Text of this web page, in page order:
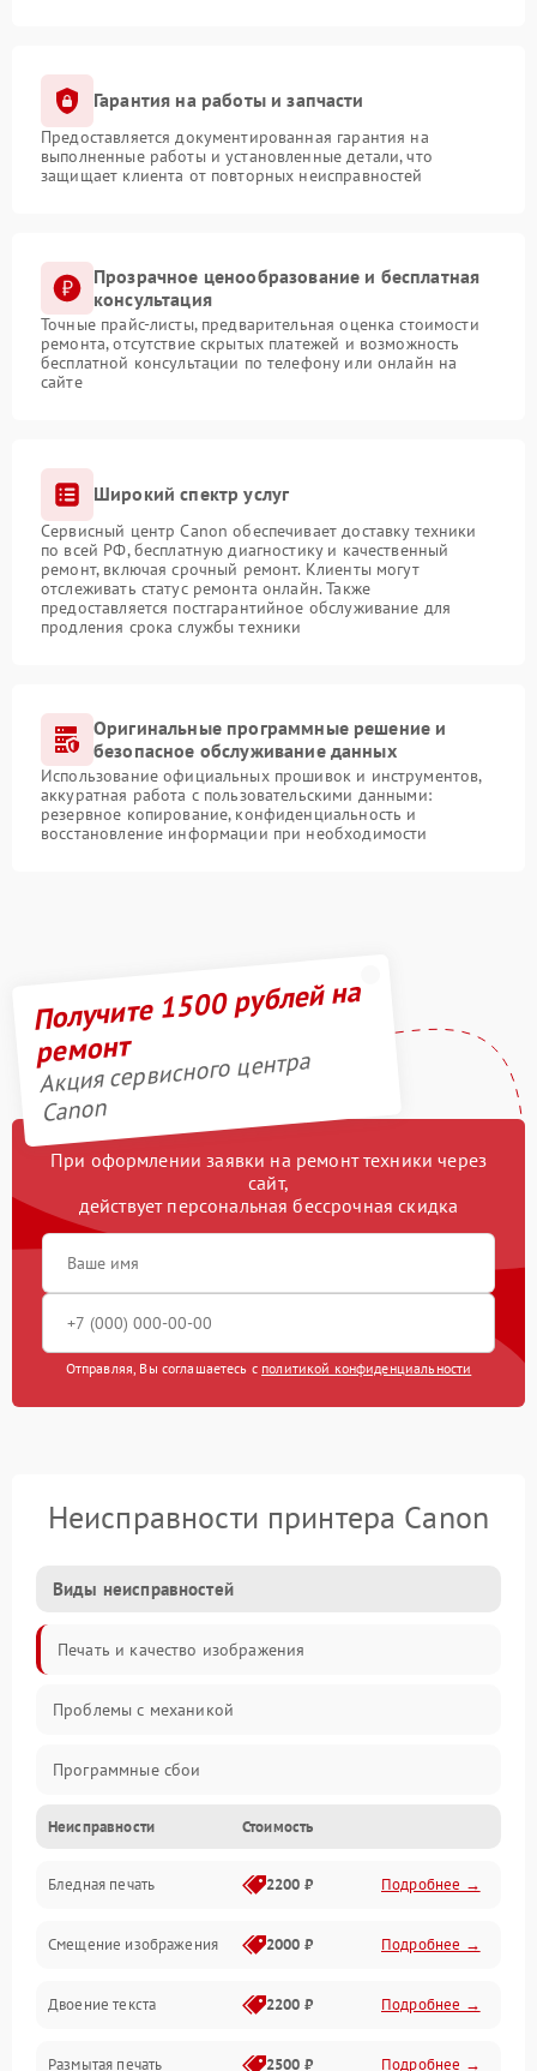
Гарантия на работы и запчасти
Предоставляется документированная гарантия на
выполненные работы и установленные детали, что
защищает клиента от повторных неисправностей
Прозрачное ценообразование и бесплатная
консультация
Точные прайс-листы, предварительная оценка стоимости
ремонта, отсутствие скрытых платежей и возможность
бесплатной консультации по телефону или онлайн на
сайте
Широкий спектр услуг
Сервисный центр Canon обеспечивает доставку техники
по всей РФ, бесплатную диагностику и качественный
ремонт, включая срочный ремонт. Клиенты могут
отслеживать статус ремонта онлайн. Также
предоставляется постгарантийное обслуживание для
продления срока службы техники
Оригинальные программные решение и
безопасное обслуживание данных
Использование официальных прошивок и инструментов,
аккуратная работа с пользовательскими данными:
резервное копирование, конфиденциальность и
восстановление информации при необходимости
Получите 1500 рублей на
ремонт
Акция сервисного центра
Canon
При оформлении заявки на ремонт техники через
сайт,
действует персональная бессрочная скидка
Отправляя, Вы соглашаетесь с политикой конфиденциальности
Неисправности принтера Canon
Виды неисправностей
Печать и качество изображения
Проблемы с механикой
Программные сбои
Программные ошибки
Картриджи и расходники
Механика и узлы
Подключение и интерфейсы
Неисправности Стоимость
Бледная печать 2200 ₽ Подробнее →
Смещение изображения 2000 ₽ Подробнее →
Двоение текста 2200 ₽ Подробнее →
Размытая печать 2500 ₽ Подробнее →